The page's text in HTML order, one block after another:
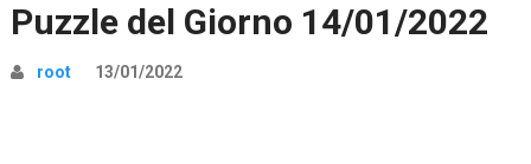
Puzzle del Giorno 14/01/2022
root 13/01/2022